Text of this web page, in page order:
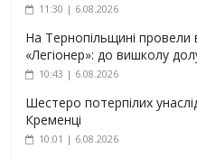
11:30 | 6.08.2026
На Тернопільщині провели
«Легіонер»: до вишколу
10:43 | 6.08.2026
Шестеро потерпілих
Кременці
10:01 | 6.08.2026